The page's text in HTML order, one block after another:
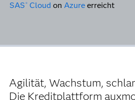
SAS ® Cloud onAzure erreicht
Agilität, Wachstum,
Die Kreditplattform